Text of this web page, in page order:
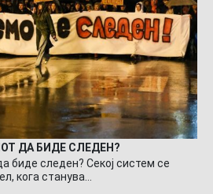
ДА БИДЕ СЛЕДЕН?
биде следен? Секој систем се
кога станува…